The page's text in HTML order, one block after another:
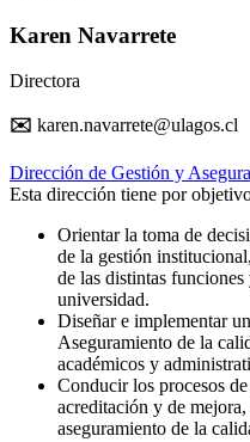
Karen Navarrete
Directora
✉️ karen.navarrete@ulagos.cl
Dirección de Gestión y
Esta dirección tiene por
Orientar la toma de
de la gestión
de las distintas
universidad.
Diseñar e implementar
Aseguramiento de la
académicos y
Conducir los procesos
acreditación y de
aseguramiento de la